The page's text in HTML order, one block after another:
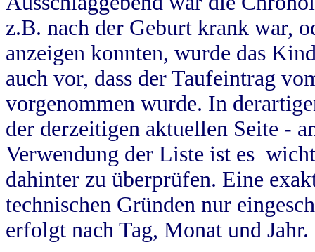
z.B. nach der Geburt krank war,
anzeigen konnten, wurde das
auch vor, dass der Taufeintrag
vorgenommen wurde. In
der derzeitigen aktuellen Seite -
Verwendung der Liste ist es
dahinter zu überprüfen. Eine
technischen Gründen nur
erfolgt nach Tag, Monat und Jahr.